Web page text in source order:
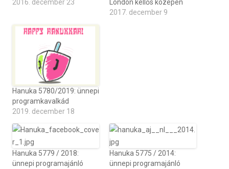
2016. december 23
London kellős közepén
2017. december 9
Hanuka 5780/2019: ünnepi
programkavalkád
2019. december 18
Hanuka 5779 / 2018:
ünnepi programajánló
Hanuka 5775 / 2014:
ünnepi programajánló